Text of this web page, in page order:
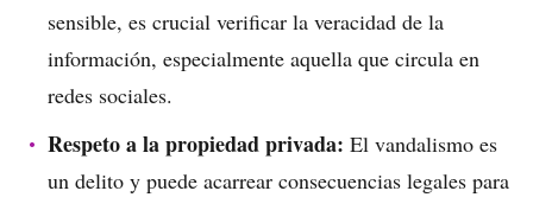
sensible, es crucial verificar la veracidad de la
información, especialmente aquella que circula en
redes sociales.
Respeto a la propiedad privada: El vandalismo es
un delito y puede acarrear consecuencias legales para